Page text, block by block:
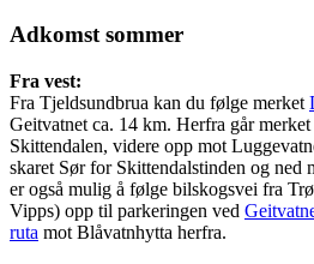
Adkomst sommer
Fra vest:
Fra Tjeldsundbrua kan du følge merket
Geitvatnet ca. 14 km. Herfra går
Skittendalen, videre opp mot
skaret Sør for Skittendalstinden og ned
er også mulig å følge bilskogsvei fra
Vipps) opp til parkeringen ved
ruta mot Blåvatnhytta herfra.